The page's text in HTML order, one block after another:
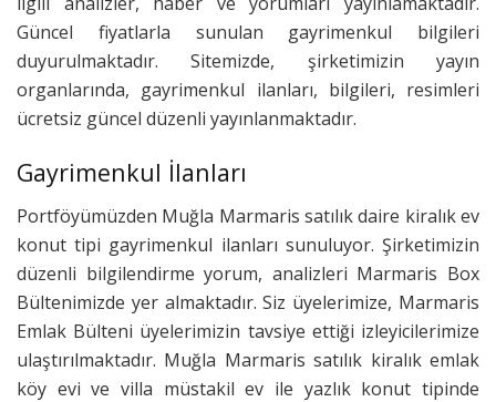
Güncel fiyatlarla sunulan gayrimenkul bilgileri
duyurulmaktadır. Sitemizde, şirketimizin yayın
organlarında, gayrimenkul ilanları, bilgileri, resimleri
ücretsiz güncel düzenli yayınlanmaktadır.
Gayrimenkul İlanları
Portföyümüzden Muğla Marmaris satılık daire kiralık ev
konut tipi gayrimenkul ilanları sunuluyor. Şirketimizin
düzenli bilgilendirme yorum, analizleri Marmaris Box
Bültenimizde yer almaktadır. Siz üyelerimize, Marmaris
Emlak Bülteni üyelerimizin tavsiye ettiği izleyicilerimize
ulaştırılmaktadır. Muğla Marmaris satılık kiralık emlak
köy evi ve villa müstakil ev ile yazlık konut tipinde